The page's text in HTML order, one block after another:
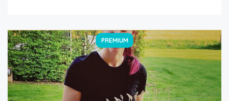
PREMIUM